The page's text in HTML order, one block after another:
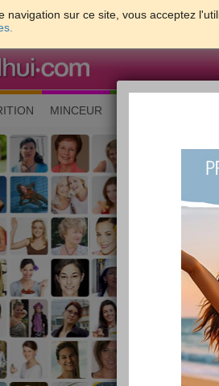
navigation sur ce site, vous acceptez
MINCEUR
Les